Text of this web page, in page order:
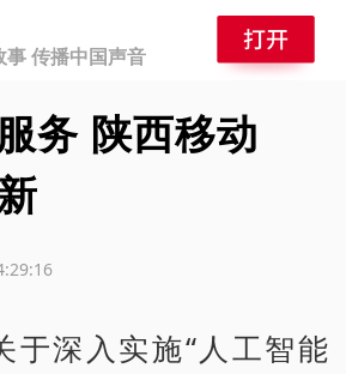
事 传播中国声音
务 陕西移动
于深入实施“人工智能